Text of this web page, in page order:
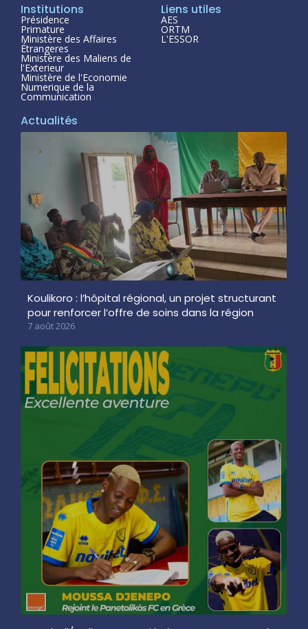
Institutions
Présidence
Primature
Ministère des Affaires
Étrangeres
Ministère des Maliens de
l'Exterieur
Ministère de l'Economie
Numerique de la
Communication
Liens utiles
AES
ORTM
L'ESSOR
Actualités
Koulikoro : l’hôpital régional, un projet structurant
pour renforcer l’offre de soins dans la région
7 août 2026